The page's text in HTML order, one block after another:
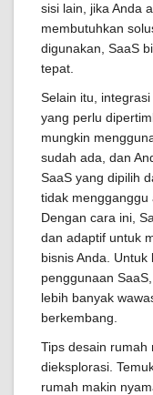
sisi lain, jika Anda
membutuhkan
digunakan, SaaS
tepat.
Selain itu,
yang perlu
mungkin
sudah ada, dan
SaaS yang dipilih
tidak mengganggu
Dengan cara ini,
dan adaptif untuk
bisnis Anda.
penggunaan
lebih banyak
berkembang.
Tips desain rumah
dieksplorasi.
rumah makin